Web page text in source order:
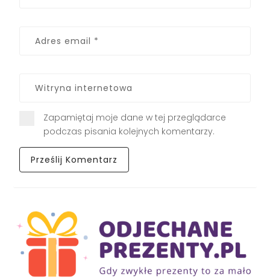
Zapamiętaj moje dane w tej przeglądarce
podczas pisania kolejnych komentarzy.